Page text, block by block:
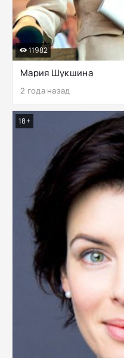
Мария Шукшина
2 года назад
11982
18+